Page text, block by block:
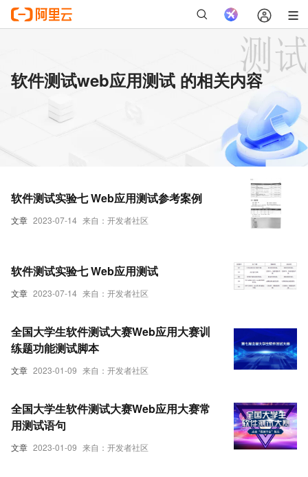
软件测试web应用测试 的相关内容
文章 2023-07-14 来自：开发者社区
软件测试实验七 Web应用测试参考案例
文章 2023-07-14 来自：开发者社区
软件测试实验七 Web应用测试
文章 2023-01-09 来自：开发者社区
全国大学生软件测试大赛Web应用大赛训
练题功能测试脚本
文章 2023-01-09 来自：开发者社区
全国大学生软件测试大赛Web应用大赛常
用测试语句